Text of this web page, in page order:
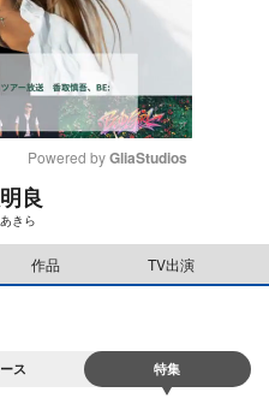
Powered by GliaStudios
良
きら
作品 TV出演
ス 特集